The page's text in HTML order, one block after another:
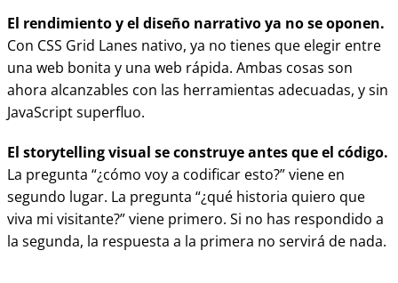
El rendimiento y el diseño narrativo ya no se oponen.
Con CSS Grid Lanes nativo, ya no tienes que elegir entre
una web bonita y una web rápida. Ambas cosas son
ahora alcanzables con las herramientas adecuadas, y sin
JavaScript superfluo.
El storytelling visual se construye antes que el código.
La pregunta “¿cómo voy a codificar esto?” viene en
segundo lugar. La pregunta “¿qué historia quiero que
viva mi visitante?” viene primero. Si no has respondido a
la segunda, la respuesta a la primera no servirá de nada.